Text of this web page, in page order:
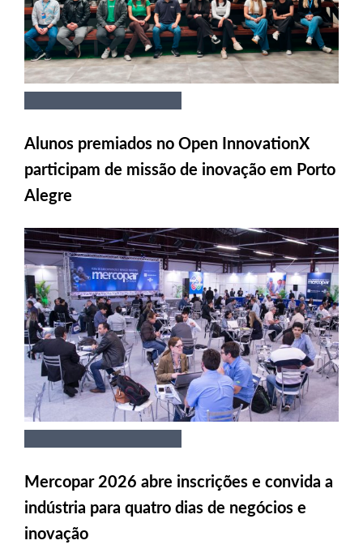
Alunos premiados no Open InnovationX
participam de missão de inovação em Porto
Alegre
Mercopar 2026 abre inscrições e convida a
indústria para quatro dias de negócios e
inovação